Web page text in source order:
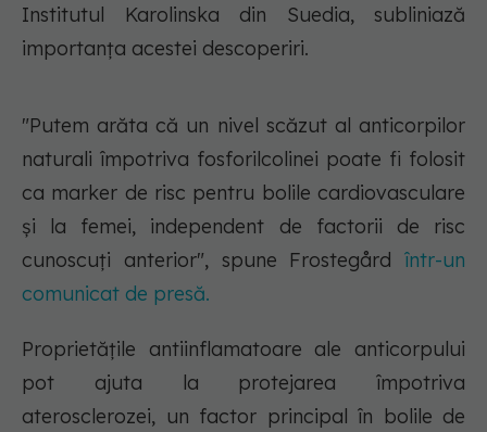
Institutul Karolinska din Suedia, subliniază
importanța acestei descoperiri.
"Putem arăta că un nivel scăzut al anticorpilor
naturali împotriva fosforilcolinei poate fi folosit
ca marker de risc pentru bolile cardiovasculare
și la femei, independent de factorii de risc
cunoscuți anterior", spune Frostegård într-un
comunicat de presă.
Proprietățile antiinflamatoare ale anticorpului
pot ajuta la protejarea împotriva
aterosclerozei, un factor principal în bolile de